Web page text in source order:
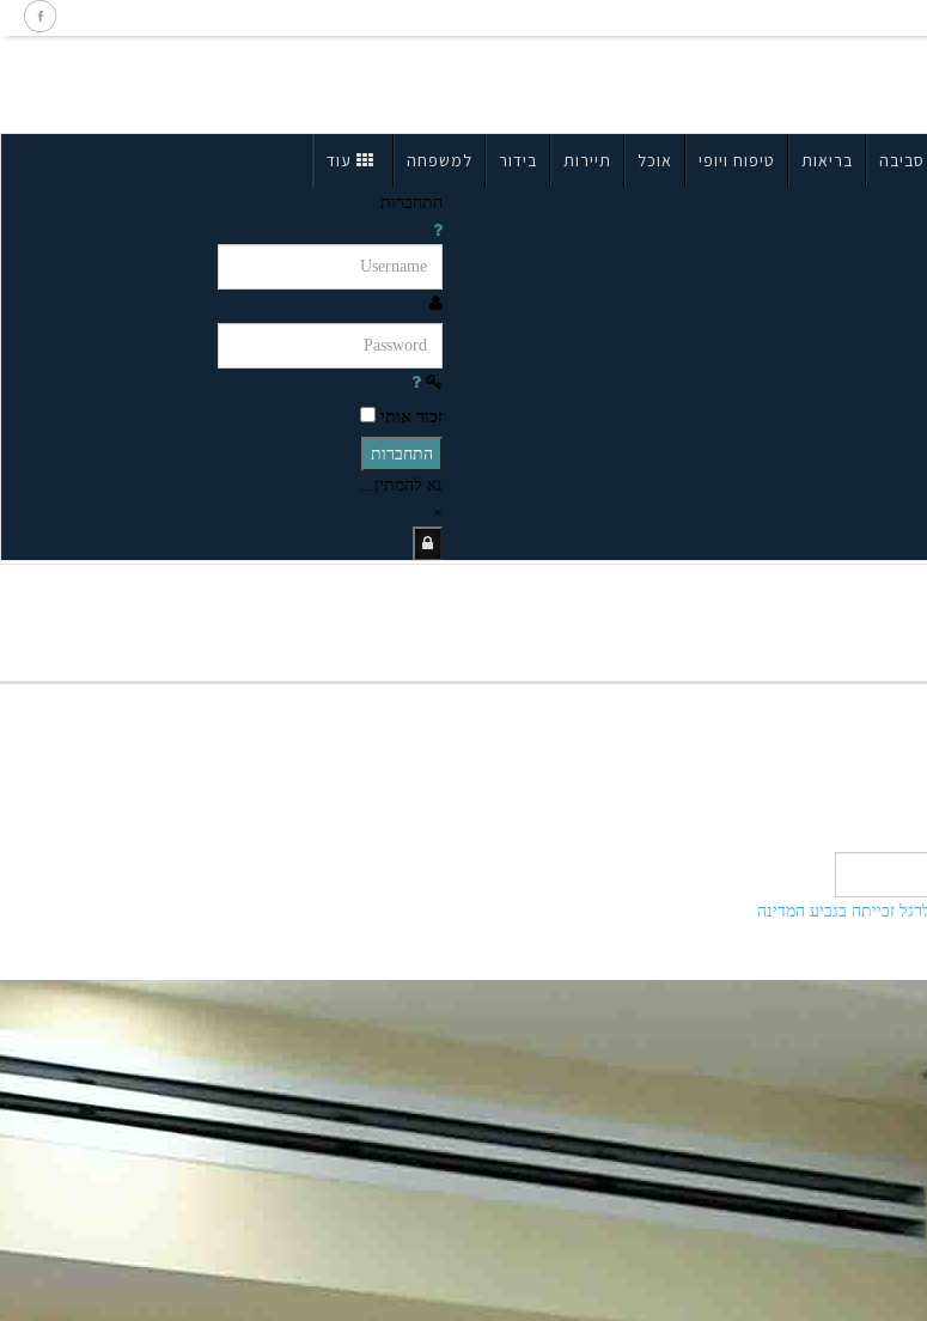
סביבה בריאות טיפוח ויופי אוכל תיירות בידור למשפחה עוד
התחברות
זכור אותי
התחברות
נא להמתין...
×